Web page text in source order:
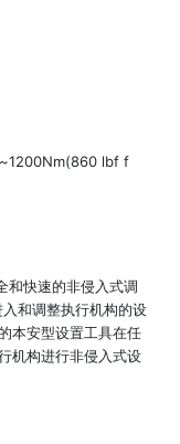
lbf f
和快速的非侵入式调
和调整执行机构的设
本安型设置工具在任
机构进行非侵入式设